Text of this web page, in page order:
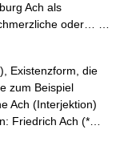
Ach als
oder… …
Existenzform, die
zum Beispiel
Ach (Interjektion)
Friedrich Ach (*…